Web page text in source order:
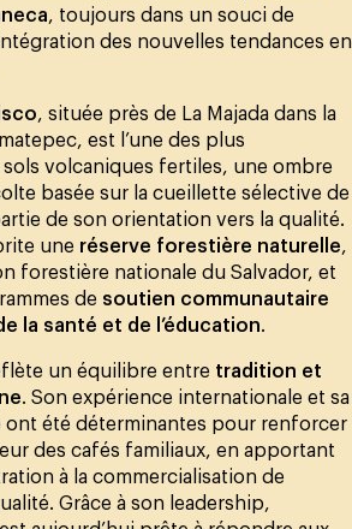
, toujours dans un souci de
des nouvelles tendances en
, située près de La Majada dans la
est l’une des plus
sols volcaniques fertiles, une ombre
basée sur la cueillette sélective de
de son orientation vers la qualité.
une réserve forestière naturelle,
forestière nationale du Salvador, et
de soutien communautaire
la santé et de l’éducation.
un équilibre entre tradition et
. Son expérience internationale et sa
été déterminantes pour renforcer
des cafés familiaux, en apportant
à la commercialisation de
Grâce à son leadership,